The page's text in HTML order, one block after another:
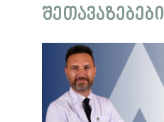
შეთავაზებები